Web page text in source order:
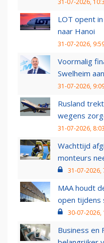
LOT opent
naar Hanoi
31-07-2026,
Voormalig
Swelheim
31-07-2026,
Rusland
wegens
31-07-2026, 8:03
Wachttijd
monteurs
31-07-2026,
MAA houdt
open tijdens
30-07-2026,
Business en